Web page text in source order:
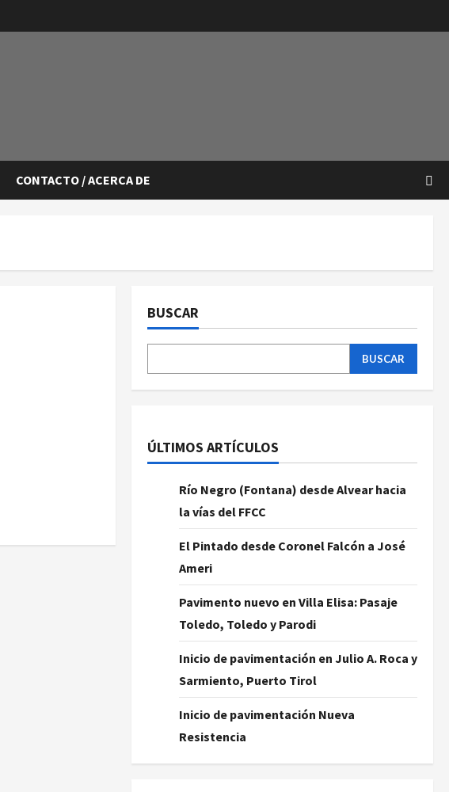
CONTACTO / ACERCA DE
BUSCAR
BUSCAR
ÚLTIMOS ARTÍCULOS
Río Negro (Fontana) desde Alvear hacia
la vías del FFCC
El Pintado desde Coronel Falcón a José
Ameri
Pavimento nuevo en Villa Elisa: Pasaje
Toledo, Toledo y Parodi
Inicio de pavimentación en Julio A. Roca y
Sarmiento, Puerto Tirol
Inicio de pavimentación Nueva
Resistencia